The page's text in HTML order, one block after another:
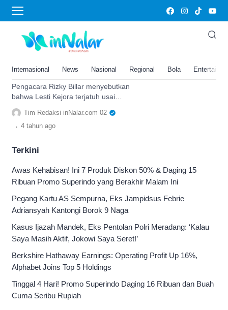
Internasional News Nasional Regional Bola
Lesti Kejora terjatuh usai serang Rizky Billar
Bukan Dibanting, Lesti Kejora
Terjatuh Usai Serang Rizky
Kronologinya
Pengacara Rizky Billar menyebutkan
bahwa Lesti Kejora terjatuh usai
menyerang suaminya, bukan dibanting
seperti diberitakan selama ini.
Tim Redaksi inNalar.com 02
. 4 tahun ago
Terkini
Awas Kehabisan! Ini 7 Produk Diskon 50% & Daging 15
Ribuan Promo Superindo yang Berakhir Malam Ini
Pegang Kartu AS Sempurna, Eks Jampidsus Febrie
Adriansyah Kantongi Borok 9 Naga
Kasus Ijazah Mandek, Eks Pentolan Polri Meradang: ‘Kalau
Saya Masih Aktif, Jokowi Saya Seret!’
Berkshire Hathaway Earnings: Operating Profit Up 16%,
Alphabet Joins Top 5 Holdings
Tinggal 4 Hari! Promo Superindo Daging 16 Ribuan dan Buah
Cuma Seribu Rupiah